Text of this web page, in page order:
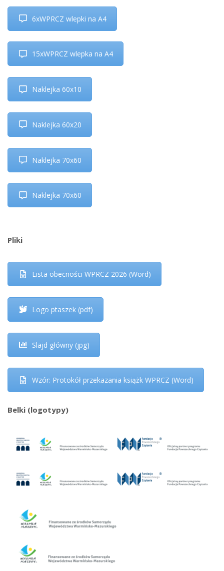
6xWPRCZ wlepki na A4
15xWPRCZ wlepka na A4
Naklejka 60x10
Naklejka 60x20
Naklejka 70x60
Naklejka 70x60
Pliki
Lista obecności WPRCZ 2026 (Word)
Logo ptaszek (pdf)
Slajd główny (jpg)
Wzór: Protokół przekazania książk WPRCZ (Word)
Belki (logotypy)